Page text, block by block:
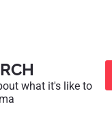
what it's like to